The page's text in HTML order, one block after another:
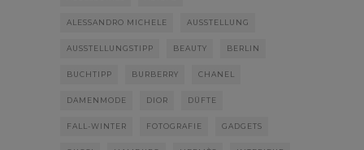
ALESSANDRO MICHELE AUSSTELLUNG
AUSSTELLUNGSTIPP BEAUTY BERLIN
BUCHTIPP BURBERRY CHANEL
DAMENMODE DIOR DÜFTE
FALL-WINTER FOTOGRAFIE GADGETS